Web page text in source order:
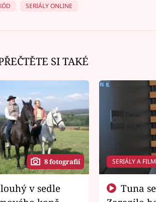
SERIÁLY ONLINE
SI TAKÉ
8 fotografií SERIÁLY A